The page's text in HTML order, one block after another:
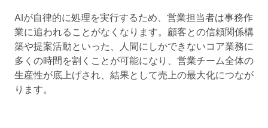
AIが自律的に処理を実行するため、営業担当者は事務作
業に追われることがなくなります。顧客との信頼関係構
築や提案活動といった、人間にしかできないコア業務に
多くの時間を割くことが可能になり、営業チーム全体の
生産性が底上げされ、結果として売上の最大化につなが
ります。